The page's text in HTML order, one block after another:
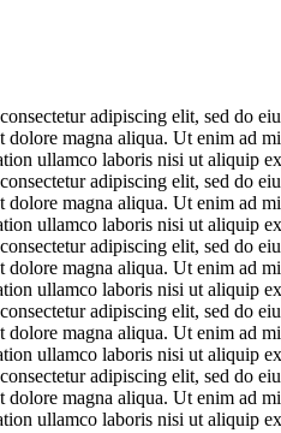
adipiscing elit, sed do
dolore magna aliqua. Ut enim ad
ullamco laboris nisi ut aliquip ex
adipiscing elit, sed do
dolore magna aliqua. Ut enim ad
ullamco laboris nisi ut aliquip ex
adipiscing elit, sed do
dolore magna aliqua. Ut enim ad
ullamco laboris nisi ut aliquip ex
adipiscing elit, sed do
dolore magna aliqua. Ut enim ad
ullamco laboris nisi ut aliquip ex
adipiscing elit, sed do
dolore magna aliqua. Ut enim ad
ullamco laboris nisi ut aliquip ex